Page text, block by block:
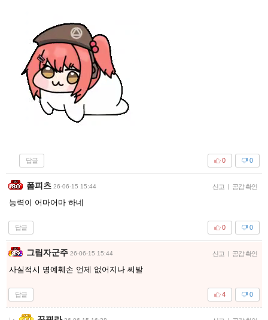
답글 0
0
폼피츠 26-06-15 15:44 신고 | 공감 확인
능력이 어마어마 하네
답글 0
0
그림자군주 26-06-15 15:44 신고 | 공감 확인
사실적시 명예훼손 언제 없어지나 씨발
답글 0
4